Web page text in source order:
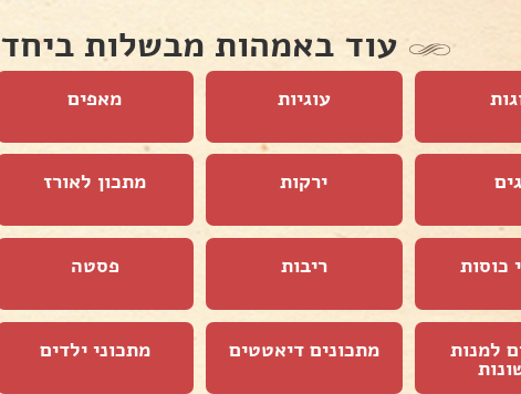
עוד באמהות מבשלות ביחד
עוגיות מאפים
ירקות מתכון לאורז
כוסות ריבות פסטה
למנות מתכונים דיאטטים מתכוני ילדים